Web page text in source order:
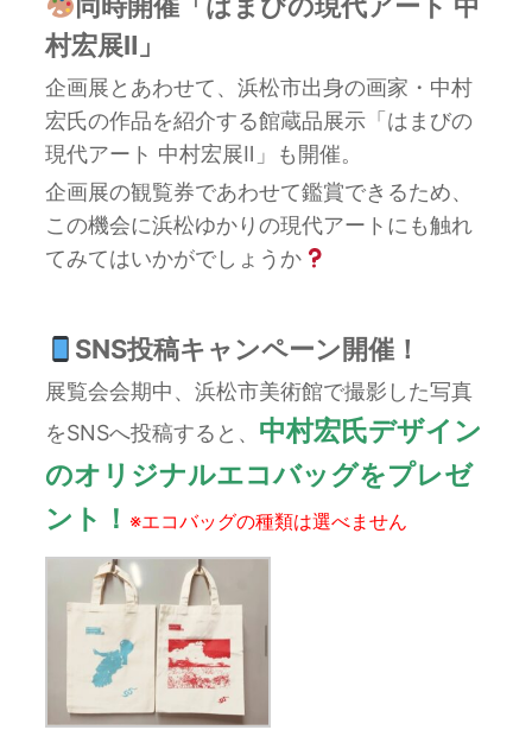
同時開催「はまびの現代アート 中
村宏展Ⅱ」
企画展とあわせて、浜松市出身の画家・中村
宏氏の作品を紹介する館蔵品展示「はまびの
現代アート 中村宏展Ⅱ」も開催。
企画展の観覧券であわせて鑑賞できるため、
この機会に浜松ゆかりの現代アートにも触れ
てみてはいかがでしょうか
SNS投稿キャンペーン開催！
展覧会会期中、浜松市美術館で撮影した写真
をSNSへ投稿すると、 中村宏氏デザイン
のオリジナルエコバッグをプレゼ
ント！ ※エコバッグの種類は選べません